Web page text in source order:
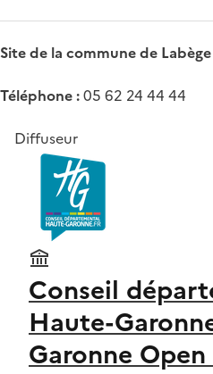
Site de la commune de
Téléphone :05 62 24 44 44
Diffuseur
Conseil
Haute-
Garonne